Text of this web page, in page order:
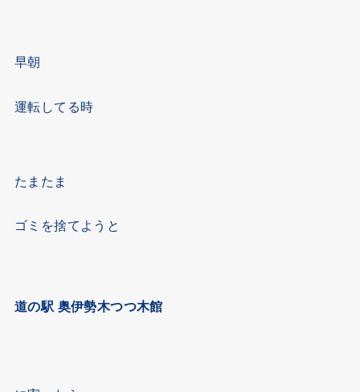
早朝
運転してる時
たまたま
ゴミを捨てようと
道の駅 奥伊勢木つつ木館